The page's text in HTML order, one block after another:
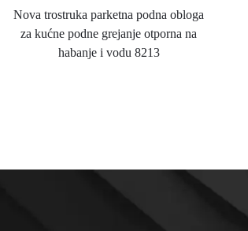
Nova trostruka parketna podna obloga
za kućne podne grejanje otporna na
habanje i vodu 8213